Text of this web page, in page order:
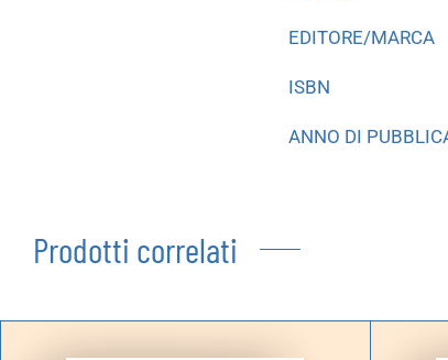
EDITORE/MARCA
ISBN
ANNO DI
Prodotti correlati